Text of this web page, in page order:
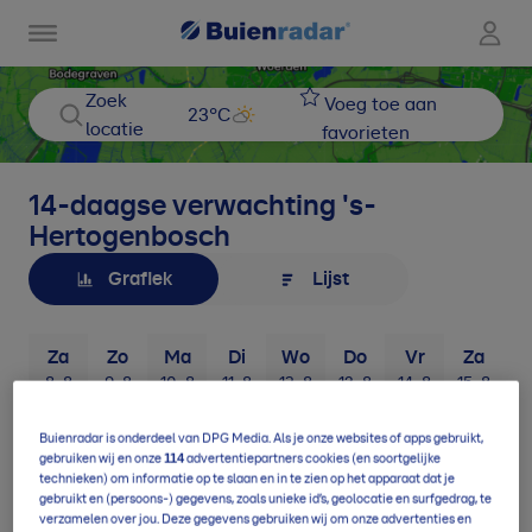
Zoek
locatie
23°C
Voeg toe aan
favorieten
14-daagse verwachting 's-
Hertogenbosch
Grafiek Lijst
Za
8-8
Zo
9-8
Ma
10-8
Di
11-8
Wo
12-8
Do
13-8
Vr
14-8
Za
15-8
Buienradar is onderdeel van DPG Media. Als je onze websites of apps gebruikt,
gebruiken wij en onze114advertentiepartners cookies (en soortgelijke
technieken) om informatie op te slaan en in te zien op het apparaat dat je
gebruikt en (persoons-) gegevens, zoals unieke id’s, geolocatie en surfgedrag, te
verzamelen over jou. Deze gegevens gebruiken wij om onze advertenties en